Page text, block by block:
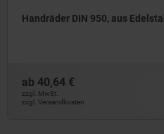
Handräder DIN 950, aus
ab 40,64 €
zzgl. MwSt.
zzgl. Versandkosten